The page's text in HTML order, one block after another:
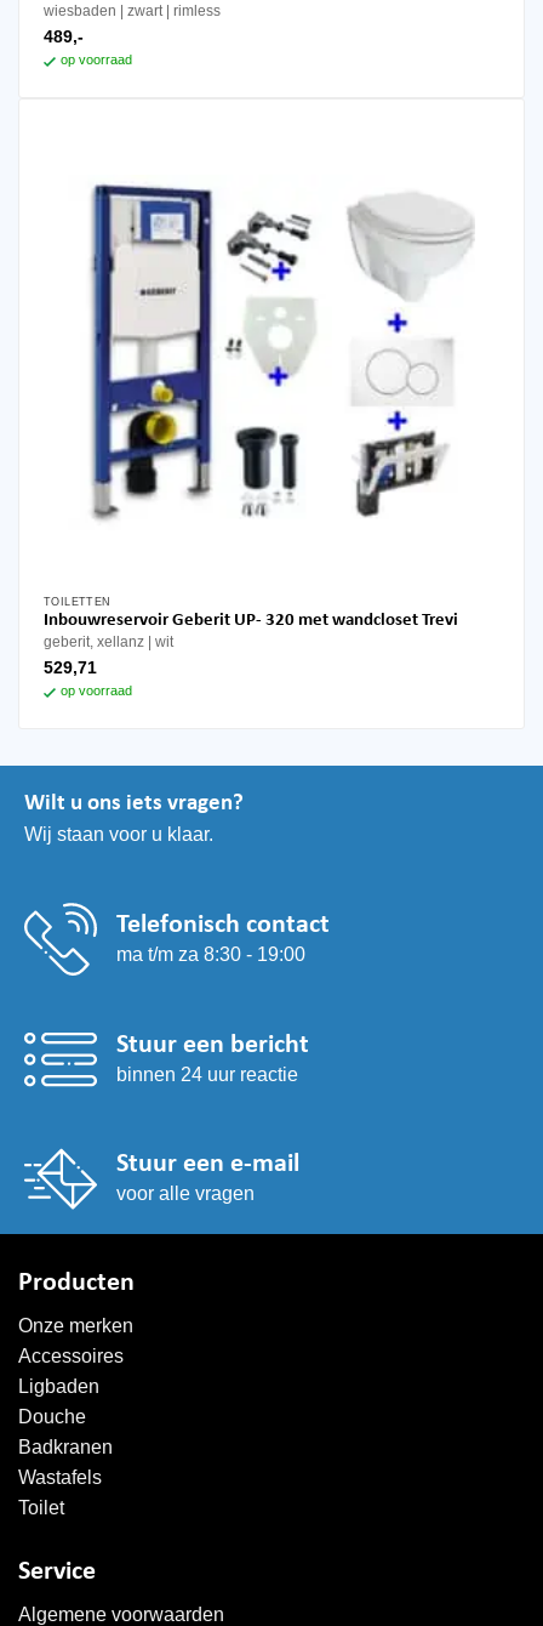
wiesbaden zwart rimless
489,-
op voorraad
TOILETTEN
Inbouwreservoir Geberit UP- 320 met wandcloset Trevi
geberit, xellanz wit
529,71
op voorraad
Wilt u ons iets vragen?
Wij staan voor u klaar.
Telefonisch contact
ma t/m za 8:30 - 19:00
Stuur een bericht
binnen 24 uur reactie
Stuur een e-mail
voor alle vragen
Producten
Onze merken
Accessoires
Ligbaden
Douche
Badkranen
Wastafels
Toilet
Service
Algemene voorwaarden